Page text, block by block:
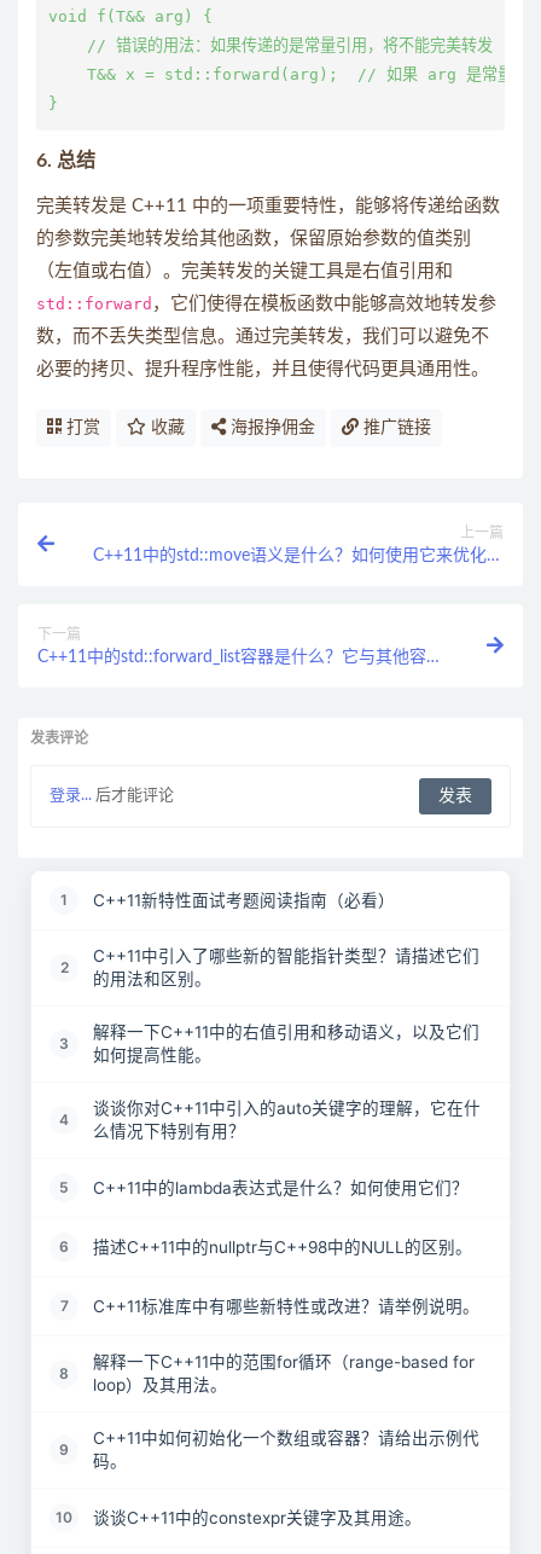
void f(T&& arg) {
    // 错误的用法：如果传递的是常量引用，将不能完美转发
    T&& x = std::forward
(arg);  // 如果 arg 是常量引用
6. 总结
完美转发是 C++11 中的一项重要特性，能够将传递给函数
的参数完美地转发给其他函数，保留原始参数的值类别
（左值或右值）。完美转发的关键工具是右值引用和
std::forward ，它们使得在模板函数中能够高效地转发参
数，而不丢失类型信息。通过完美转发，我们可以避免不
必要的拷贝、提升程序性能，并且使得代码更具通用性。
打赏 收藏 海报挣佣金 推广链接
上一篇
C++11中的std::move语义是什么？如何使用它来优化性
下一篇
C++11中的std::forward_list容器是什么？它与其他容器
发表评论
登录... 后才能评论
1 C++11新特性面试考题阅读指南（必看）
2
C++11中引入了哪些新的智能指针类型？请描述它们
的用法和区别。
3
解释一下C++11中的右值引用和移动语义，以及它们
如何提高性能。
4
谈谈你对C++11中引入的auto关键字的理解，它在什
么情况下特别有用？
5 C++11中的lambda表达式是什么？如何使用它们？
6 描述C++11中的nullptr与C++98中的NULL的区别。
7 C++11标准库中有哪些新特性或改进？请举例说明。
8
解释一下C++11中的范围for循环（range-based for
loop）及其用法。
9
C++11中如何初始化一个数组或容器？请给出示例代
码。
10 谈谈C++11中的constexpr关键字及其用途。